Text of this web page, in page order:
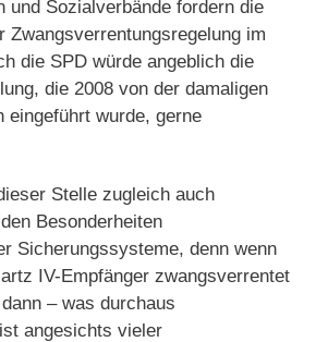
und Sozialverbände fordern die
Zwangsverrentungsregelung im
die SPD würde angeblich die
die 2008 von der damaligen
eingeführt wurde, gerne
Stelle zugleich auch
Besonderheiten
Sicherungssysteme, denn wenn
IV-Empfänger zwangsverrentet
– was durchaus
angesichts vieler